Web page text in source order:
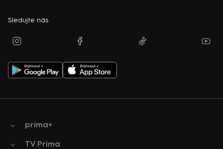
Sledujte nás
prima+
TV Prima